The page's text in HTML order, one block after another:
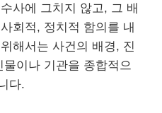
사에 그치지 않고, 그 배
회적, 정치적 함의를 내
해서는 사건의 배경, 진
이나 기관을 종합적으
다.